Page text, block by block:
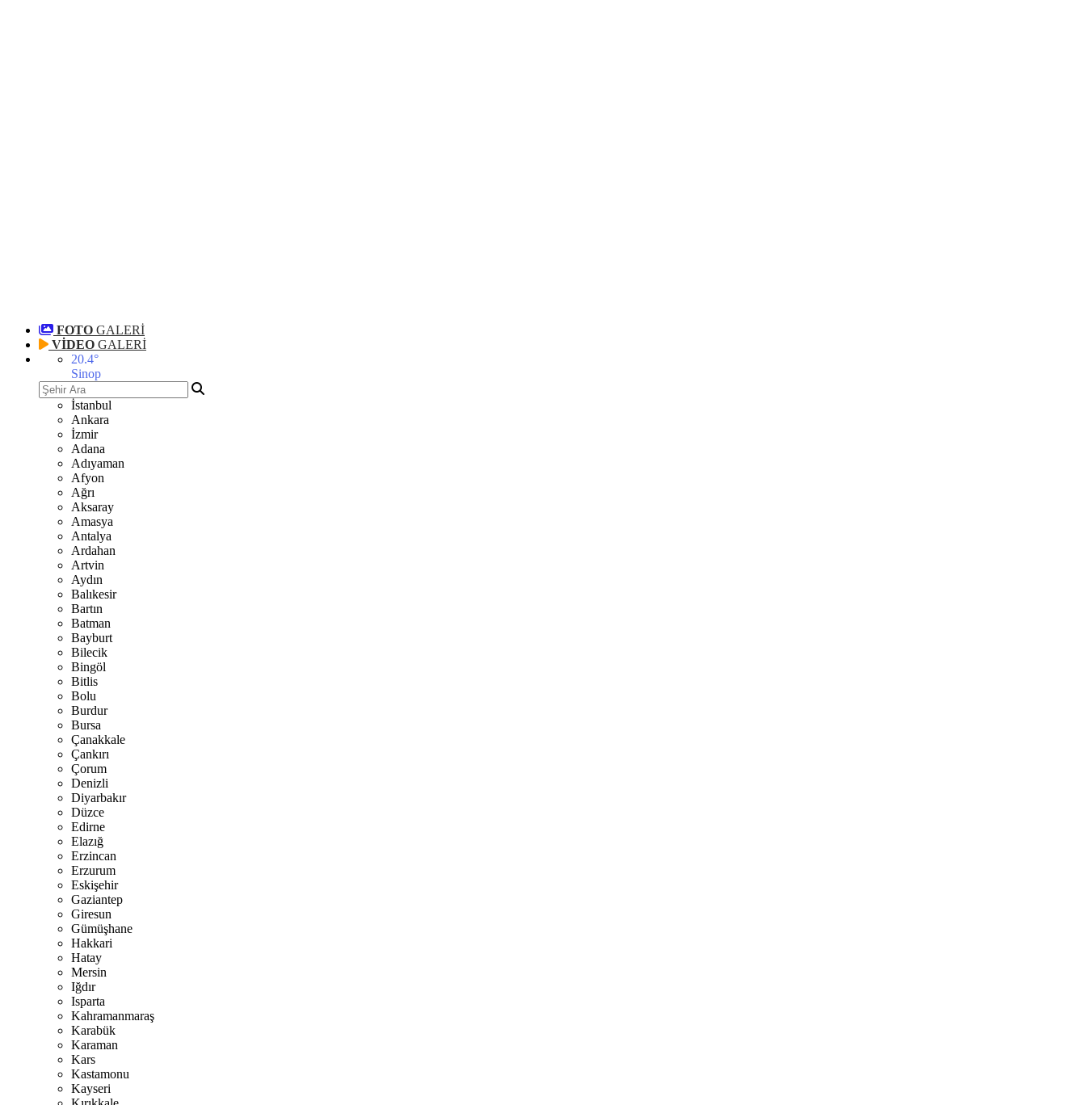
FOTO GALERİ
VİDEO GALERİ
20.4°
Sinop
İstanbul
Ankara
İzmir
Adana
Adıyaman
Afyon
Ağrı
Aksaray
Amasya
Antalya
Ardahan
Artvin
Aydın
Balıkesir
Bartın
Batman
Bayburt
Bilecik
Bingöl
Bitlis
Bolu
Burdur
Bursa
Çanakkale
Çankırı
Çorum
Denizli
Diyarbakır
Düzce
Edirne
Elazığ
Erzincan
Erzurum
Eskişehir
Gaziantep
Giresun
Gümüşhane
Hakkari
Hatay
Mersin
Iğdır
Isparta
Kahramanmaraş
Karabük
Karaman
Kars
Kastamonu
Kayseri